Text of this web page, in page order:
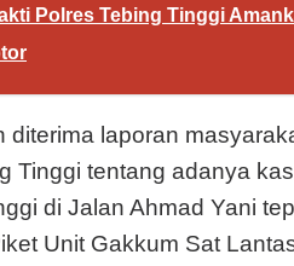
Polres Tebing Tinggi
diterima laporan
Tinggi tentang adanya
di Jalan Ahmad Yani
Unit Gakkum Sat